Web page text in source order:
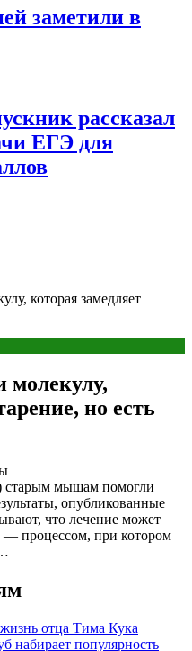
заметили в
рассказал
ЕГЭ для
которая замедляет
но есть
мышам помогли
опубликованные
что лечение может
— процессом, при котором
отца Тима Кука
набирает популярность